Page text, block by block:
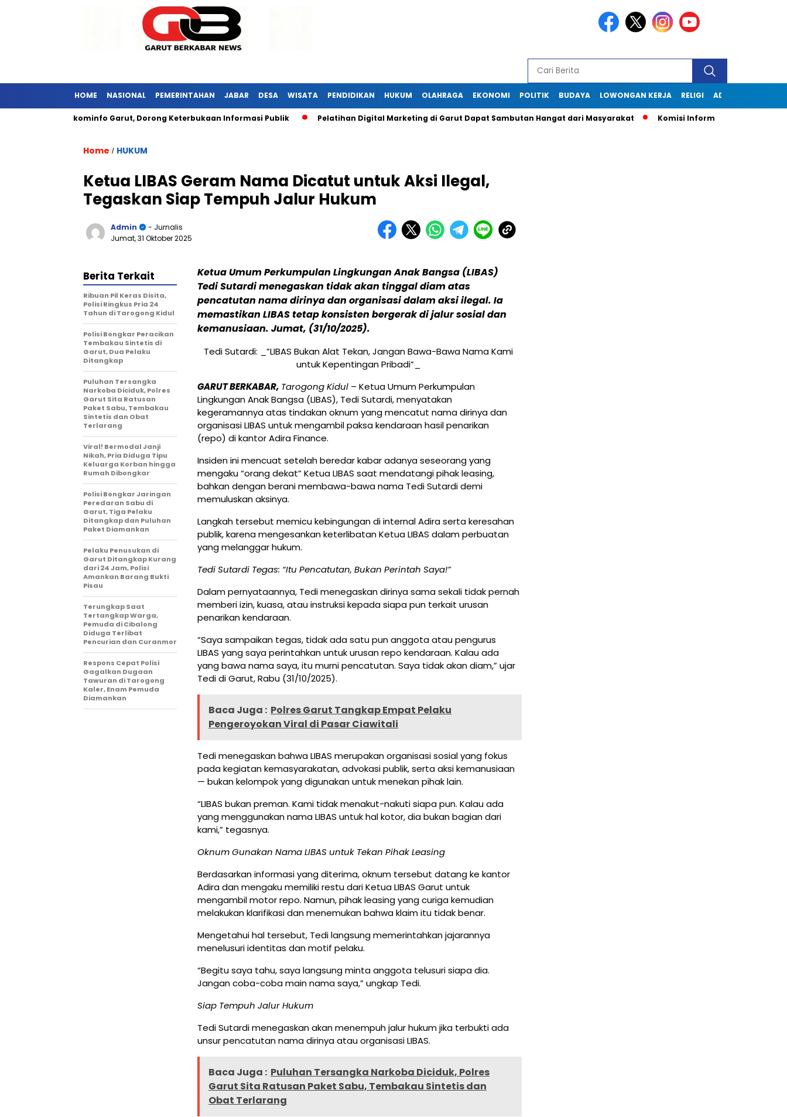
HOME NASIONAL PEMERINTAHAN JABAR DESA WISATA PENDIDIKAN HUKUM OLAHRAGA EKONOMI POLITIK BUDAYA LOWONGAN KERJA RELIGI ADVERTORIAL
Diskominfo Garut, Dorong Keterbukaan Informasi Publik Pelatihan Digital Marketing di Garut Dapat Sambutan Hangat dari Masyarakat Komisi Informasi Jabar Kunjungi
Home / HUKUM
Ketua LIBAS Geram Nama Dicatut untuk Aksi Ilegal,
Tegaskan Siap Tempuh Jalur Hukum
Admin
- Jurnalis
Jumat, 31 Oktober 2025
Ketua Umum Perkumpulan Lingkungan Anak Bangsa (LIBAS)
Tedi Sutardi menegaskan tidak akan tinggal diam atas
pencatutan nama dirinya dan organisasi dalam aksi ilegal. Ia
memastikan LIBAS tetap konsisten bergerak di jalur sosial dan
kemanusiaan. Jumat, (31/10/2025).
Tedi Sutardi: _”LIBAS Bukan Alat Tekan, Jangan Bawa-Bawa Nama Kami
untuk Kepentingan Pribadi”_
GARUT BERKABAR, Tarogong Kidul – Ketua Umum Perkumpulan
Lingkungan Anak Bangsa (LIBAS), Tedi Sutardi, menyatakan
kegeramannya atas tindakan oknum yang mencatut nama dirinya dan
organisasi LIBAS untuk mengambil paksa kendaraan hasil penarikan
(repo) di kantor Adira Finance.
Insiden ini mencuat setelah beredar kabar adanya seseorang yang
mengaku “orang dekat” Ketua LIBAS saat mendatangi pihak leasing,
bahkan dengan berani membawa-bawa nama Tedi Sutardi demi
memuluskan aksinya.
Langkah tersebut memicu kebingungan di internal Adira serta keresahan
publik, karena mengesankan keterlibatan Ketua LIBAS dalam perbuatan
yang melanggar hukum.
Tedi Sutardi Tegas: “Itu Pencatutan, Bukan Perintah Saya!”
Dalam pernyataannya, Tedi menegaskan dirinya sama sekali tidak pernah
memberi izin, kuasa, atau instruksi kepada siapa pun terkait urusan
penarikan kendaraan.
“Saya sampaikan tegas, tidak ada satu pun anggota atau pengurus
LIBAS yang saya perintahkan untuk urusan repo kendaraan. Kalau ada
yang bawa nama saya, itu murni pencatutan. Saya tidak akan diam,” ujar
Tedi di Garut, Rabu (31/10/2025).
Baca Juga : Polres Garut Tangkap Empat Pelaku
Pengeroyokan Viral di Pasar Ciawitali
Tedi menegaskan bahwa LIBAS merupakan organisasi sosial yang fokus
pada kegiatan kemasyarakatan, advokasi publik, serta aksi kemanusiaan
— bukan kelompok yang digunakan untuk menekan pihak lain.
“LIBAS bukan preman. Kami tidak menakut-nakuti siapa pun. Kalau ada
yang menggunakan nama LIBAS untuk hal kotor, dia bukan bagian dari
kami,” tegasnya.
Oknum Gunakan Nama LIBAS untuk Tekan Pihak Leasing
Berdasarkan informasi yang diterima, oknum tersebut datang ke kantor
Adira dan mengaku memiliki restu dari Ketua LIBAS Garut untuk
mengambil motor repo. Namun, pihak leasing yang curiga kemudian
melakukan klarifikasi dan menemukan bahwa klaim itu tidak benar.
Mengetahui hal tersebut, Tedi langsung memerintahkan jajarannya
menelusuri identitas dan motif pelaku.
“Begitu saya tahu, saya langsung minta anggota telusuri siapa dia.
Jangan coba-coba main nama saya,” ungkap Tedi.
Siap Tempuh Jalur Hukum
Tedi Sutardi menegaskan akan menempuh jalur hukum jika terbukti ada
unsur pencatutan nama dirinya atau organisasi LIBAS.
Baca Juga : Puluhan Tersangka Narkoba Diciduk, Polres
Garut Sita Ratusan Paket Sabu, Tembakau Sintetis dan
Obat Terlarang
Berita Terkait
Ribuan Pil Keras Disita,
Polisi Ringkus Pria 24
Tahun di Tarogong Kidul
Polisi Bongkar Peracikan
Tembakau Sintetis di
Garut, Dua Pelaku
Ditangkap
Puluhan Tersangka
Narkoba Diciduk, Polres
Garut Sita Ratusan
Paket Sabu, Tembakau
Sintetis dan Obat
Terlarang
Viral! Bermodal Janji
Nikah, Pria Diduga Tipu
Keluarga Korban hingga
Rumah Dibongkar
Polisi Bongkar Jaringan
Peredaran Sabu di
Garut, Tiga Pelaku
Ditangkap dan Puluhan
Paket Diamankan
Pelaku Penusukan di
Garut Ditangkap Kurang
dari 24 Jam, Polisi
Amankan Barang Bukti
Pisau
Terungkap Saat
Tertangkap Warga,
Pemuda di Cibalong
Diduga Terlibat
Pencurian dan Curanmor
Respons Cepat Polisi
Gagalkan Dugaan
Tawuran di Tarogong
Kaler, Enam Pemuda
Diamankan